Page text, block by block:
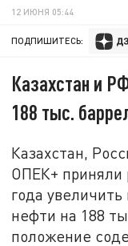
12 ИЮНЯ 05:44
ПОДПИШИТЕСЬ:
Казахстан и
188 тыс.
Казахстан,
ОПЕК+ приняли
года
нефти на 188
положение